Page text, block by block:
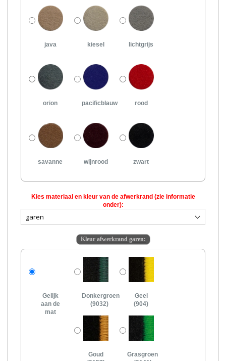
java kiesel lichtgrijs
orion pacificblauw rood
savanne wijnrood zwart
Kies materiaal en kleur van de afwerkrand (zie informatie
onder):
Kleur afwerkrand garen:
Gelijk
aan de
mat
Donkergroen
(9032)
Geel
(904)
Goud
Grasgroen